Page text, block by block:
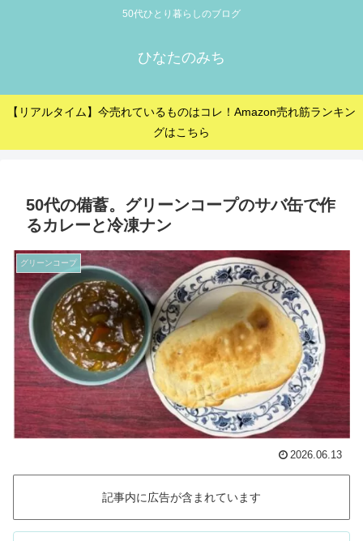
50代ひとり暮らしのブログ
ひなたのみち
【リアルタイム】今売れているものはコレ！Amazon売れ筋ランキン
グはこちら
50代の備蓄。グリーンコープのサバ缶で作
るカレーと冷凍ナン
グリーンコープ
2026.06.13
記事内に広告が含まれています